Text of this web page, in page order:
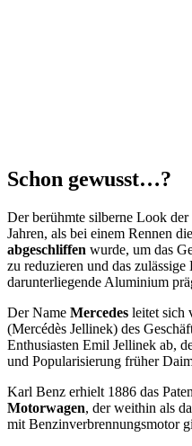
Schon gewusst…?
Der berühmte silberne Look der
Jahren, als bei einem Rennen
abgeschliffen wurde, um das
zu reduzieren und das
darunterliegende Aluminium
Der Name Mercedes leitet sich
(Mercédès Jellinek) des
Enthusiasten Emil Jellinek ab,
und Popularisierung früher
Karl Benz erhielt 1886 das
Motorwagen, der weithin als
mit Benzinverbrennungsmotor